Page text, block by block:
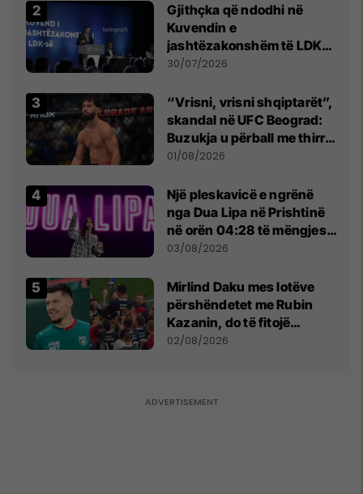
Gjithçka që ndodhi në
Kuvendin e
jashtëzakonshëm të LDK-
së
30/07/2026
“Vrisni, vrisni shqiptarët”,
skandal në UFC Beograd:
Buzukja u përball me thirrje
anti-shqiptare nga
01/08/2026
Një pleskavicë e ngrënë
nga Dua Lipa në Prishtinë
në orën 04:28 të mëngjesit
- dhe bota digjitale serbe
03/08/2026
Mirlind Daku mes lotëve
përshëndetet me Rubin
Kazanin, do të fitojë
miliona te Spartak Moska
02/08/2026